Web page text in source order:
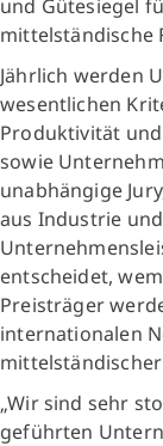
und Gütesiegel
mittelständische
Jährlich werden
wesentlichen
Produktivität
sowie
unabhängige
aus Industrie
entscheidet,
Preisträger
internationalen
„Wir sind sehr
geführten